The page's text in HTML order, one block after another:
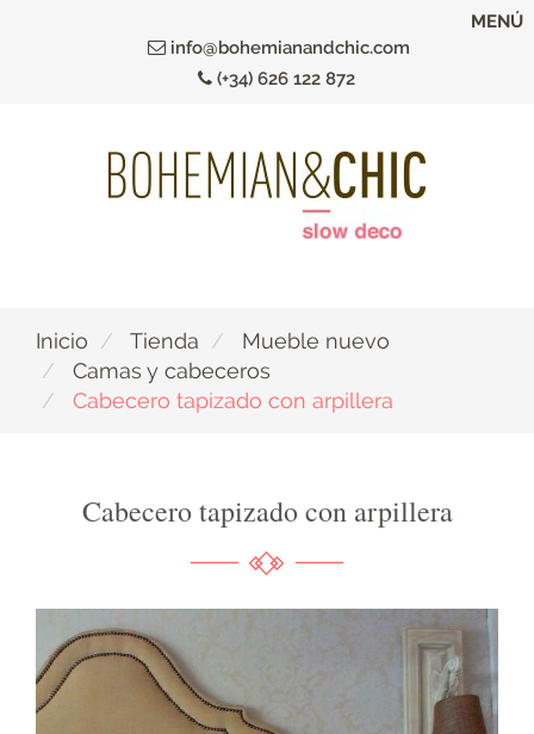
info@bohemianandchic.com
(+34) 626 122 872
MENÚ
Inicio Tienda
Mueble nuevo
Camas y cabeceros
Cabecero tapizado con arpillera
Cabecero tapizado con arpillera